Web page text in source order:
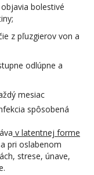
bolestivé
z pľuzgierov von a
odlúpne a
mesiac
spôsobená
v latentnej forme
pri oslabenom
strese, únave,